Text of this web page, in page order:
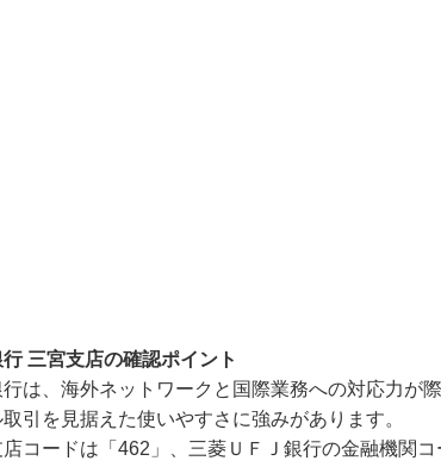
三宮支店の確認ポイント
は、海外ネットワークと国際業務への対応力が
引を見据えた使いやすさに強みがあります。
コードは「462」、三菱ＵＦＪ銀行の金融機関コ